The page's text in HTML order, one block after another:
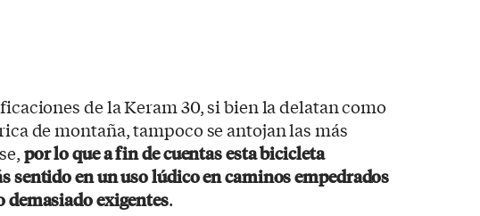
de la Keram 30, si bien la delatan como
de montaña, tampoco se antojan las más
por lo que a fin de cuentas esta bicicleta
sentido en un uso lúdico en caminos empedrados
exigentes.